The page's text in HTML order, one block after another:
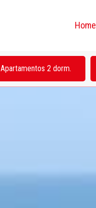
Home
Apartamentos 2 dorm.